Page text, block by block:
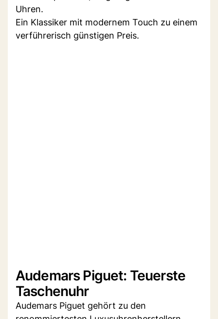
Uhren.
Ein Klassiker mit modernem Touch zu einem
verführerisch günstigen Preis.
Audemars Piguet: Teuerste
Taschenuhr
Audemars Piguet gehört zu den